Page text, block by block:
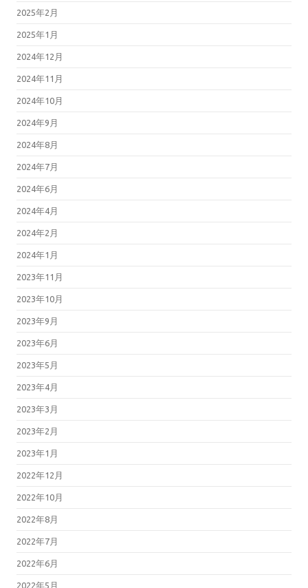
2025年2月
2025年1月
2024年12月
2024年11月
2024年10月
2024年9月
2024年8月
2024年7月
2024年6月
2024年4月
2024年2月
2024年1月
2023年11月
2023年10月
2023年9月
2023年6月
2023年5月
2023年4月
2023年3月
2023年2月
2023年1月
2022年12月
2022年10月
2022年8月
2022年7月
2022年6月
2022年5月